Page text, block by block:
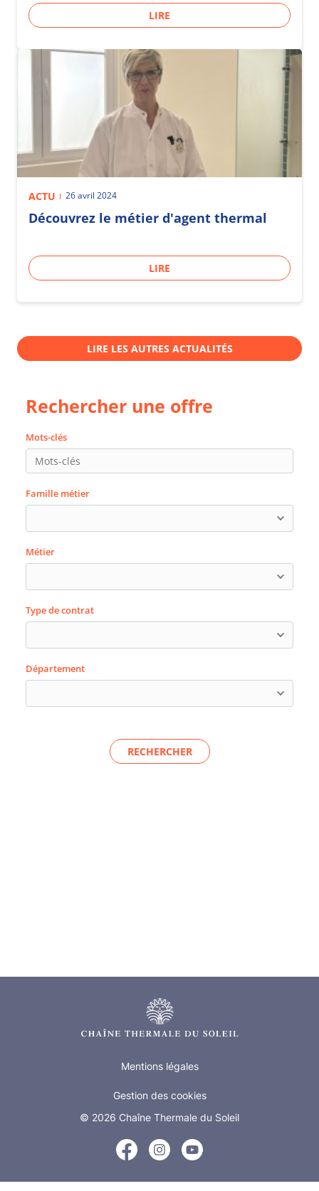
LIRE
ACTU 26 avril 2024
Découvrez le métier d'agent thermal
LIRE
LIRE LES AUTRES ACTUALITÉS
Rechercher une offre
Mots-clés
Famille métier
Métier
Type de contrat
Département
Mentions légales
Gestion des cookies
© 2026 Chaîne Thermale du Soleil